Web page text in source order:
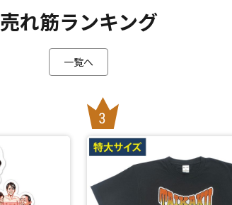
売れ筋ランキング
一覧へ